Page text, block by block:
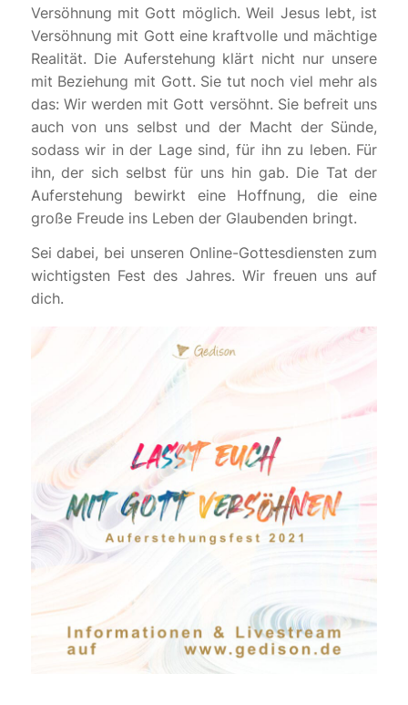
Versöhnung mit Gott möglich. Weil Jesus lebt, ist
Versöhnung mit Gott eine kraftvolle und mächtige
Realität. Die Auferstehung klärt nicht nur unsere
mit Beziehung mit Gott. Sie tut noch viel mehr als
das: Wir werden mit Gott versöhnt. Sie befreit uns
auch von uns selbst und der Macht der Sünde,
sodass wir in der Lage sind, für ihn zu leben. Für
ihn, der sich selbst für uns hin gab. Die Tat der
Auferstehung bewirkt eine Hoffnung, die eine
große Freude ins Leben der Glaubenden bringt.
Sei dabei, bei unseren Online-Gottesdiensten zum
wichtigsten Fest des Jahres. Wir freuen uns auf
dich.